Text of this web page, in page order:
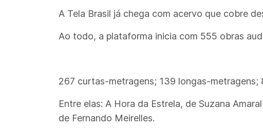
A Tela Brasil já chega com acervo que cobre
Ao todo, a plataforma inicia com 555 obras
267 curtas-metragens; 139 longas-
Entre elas: A Hora da Estrela, de Suzana
de Fernando Meirelles.